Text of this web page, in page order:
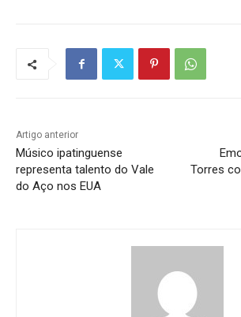
Artigo anterior
Músico ipatinguense
representa talento do Vale
do Aço nos EUA
Torres